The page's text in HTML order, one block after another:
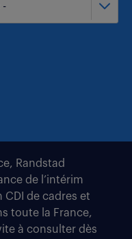
-
Randstad
de l’intérim
de cadres et
toute la France,
à consulter dès